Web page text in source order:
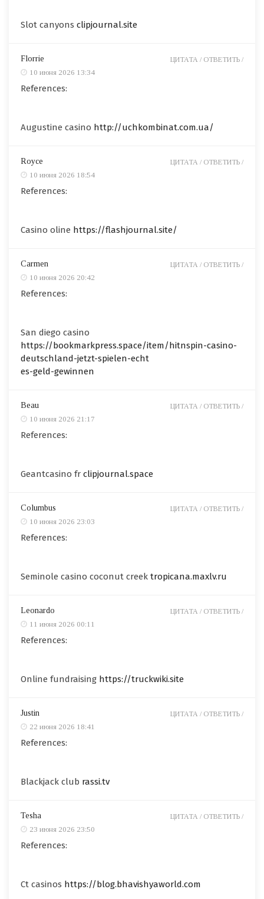
Slot canyons clipjournal.site
Florrie
10 июня 2026 13:34
References:
Augustine casino http://uchkombinat.com.ua/
ЦИТАТА / ОТВЕТИТЬ /
Royce
10 июня 2026 18:54
References:
Casino oline https://flashjournal.site/
ЦИТАТА / ОТВЕТИТЬ /
Carmen
10 июня 2026 20:42
References:
San diego casino
https://bookmarkpress.space/item/hitnspin-casino-
deutschland-jetzt-spielen-echt
es-geld-gewinnen
ЦИТАТА / ОТВЕТИТЬ /
Beau
10 июня 2026 21:17
References:
Geantcasino fr clipjournal.space
ЦИТАТА / ОТВЕТИТЬ /
Columbus
10 июня 2026 23:03
References:
Seminole casino coconut creek tropicana.maxlv.ru
ЦИТАТА / ОТВЕТИТЬ /
Leonardo
11 июня 2026 00:11
References:
Online fundraising https://truckwiki.site
ЦИТАТА / ОТВЕТИТЬ /
Justin
22 июня 2026 18:41
References:
Blackjack club rassi.tv
ЦИТАТА / ОТВЕТИТЬ /
Tesha
23 июня 2026 23:50
References:
Ct casinos https://blog.bhavishyaworld.com
ЦИТАТА / ОТВЕТИТЬ /